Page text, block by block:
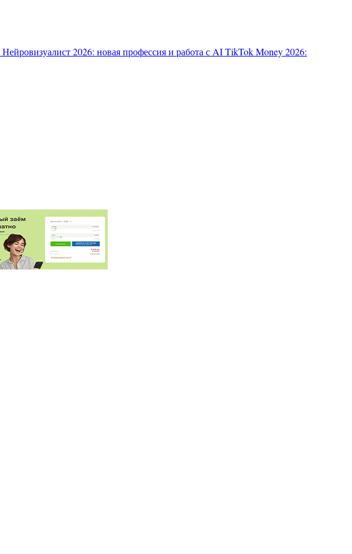
Нейровизуалист 2026: новая профессия и работа с AITikTok Money 2026: